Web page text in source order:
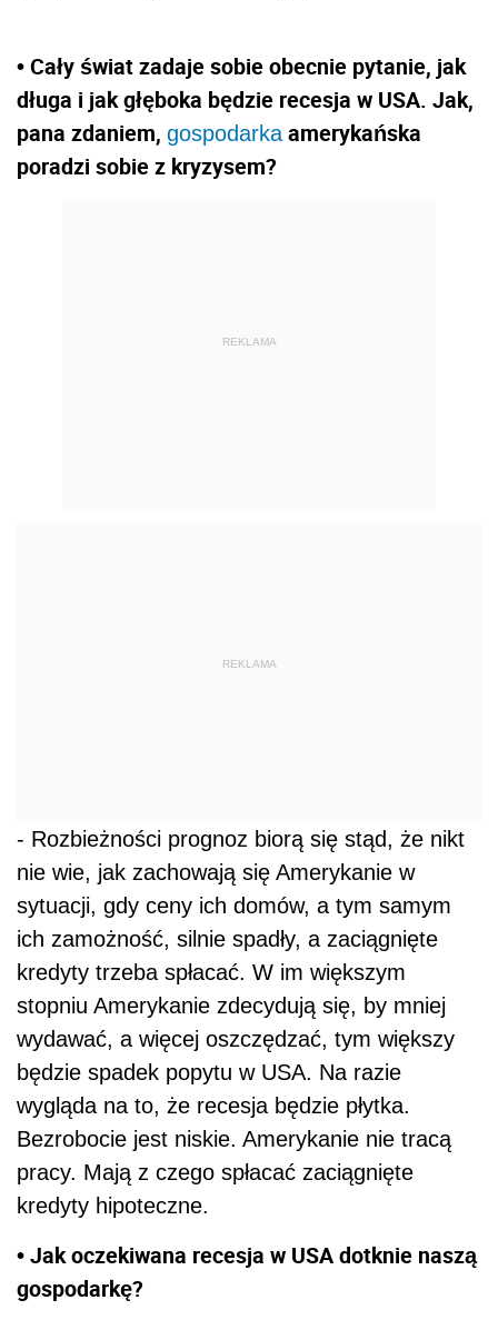
• Cały świat zadaje sobie obecnie pytanie, jak
długa i jak głęboka będzie recesja w USA. Jak,
pana zdaniem, gospodarkaamerykańska
poradzi sobie z kryzysem?
REKLAMA
REKLAMA
- Rozbieżności prognoz biorą się stąd, że nikt
nie wie, jak zachowają się Amerykanie w
sytuacji, gdy ceny ich domów, a tym samym
ich zamożność, silnie spadły, a zaciągnięte
kredyty trzeba spłacać. W im większym
stopniu Amerykanie zdecydują się, by mniej
wydawać, a więcej oszczędzać, tym większy
będzie spadek popytu w USA. Na razie
wygląda na to, że recesja będzie płytka.
Bezrobocie jest niskie. Amerykanie nie tracą
pracy. Mają z czego spłacać zaciągnięte
kredyty hipoteczne.
• Jak oczekiwana recesja w USA dotknie naszą
gospodarkę?